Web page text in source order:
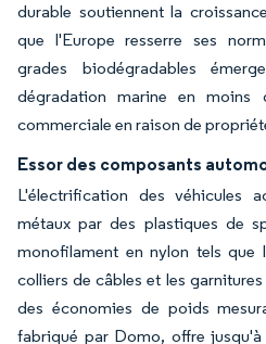
durable soutiennent la
que l'Europe resserre ses
grades biodégradables
dégradation marine en moins
commerciale en raison de
Essor des composants
L'électrification des véhicules
métaux par des plastiques de
monofilament en nylon tels que
colliers de câbles et les
des économies de poids
fabriqué par Domo, offre